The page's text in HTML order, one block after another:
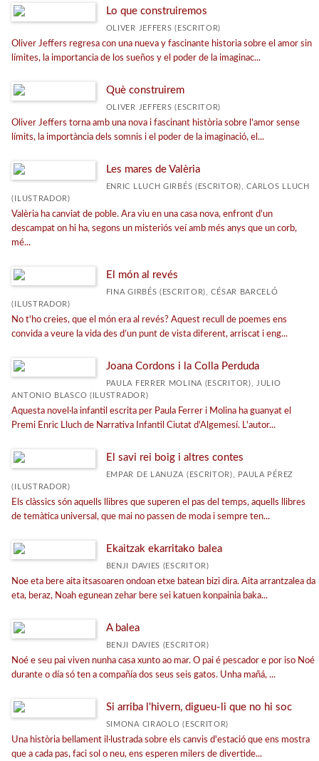
Lo que construiremos
OLIVER JEFFERS (ESCRITOR)
Oliver Jeffers regresa con una nueva y fascinante historia sobre el amor sin
límites, la importancia de los sueños y el poder de la imaginac...
Què construirem
OLIVER JEFFERS (ESCRITOR)
Oliver Jeffers torna amb una nova i fascinant història sobre l'amor sense
límits, la importància dels somnis i el poder de la imaginació, el...
Les mares de Valèria
ENRIC LLUCH GIRBÉS (ESCRITOR), CARLOS LLUCH
(ILUSTRADOR)
Valèria ha canviat de poble. Ara viu en una casa nova, enfront d'un
descampat on hi ha, segons un misteriós veí amb més anys que un corb,
mé...
El món al revés
FINA GIRBÉS (ESCRITOR), CÉSAR BARCELÓ
(ILUSTRADOR)
No t'ho creies, que el món era al revés? Aquest recull de poemes ens
convida a veure la vida des d’un punt de vista diferent, arriscat i eng...
Joana Cordons i la Colla Perduda
PAULA FERRER MOLINA (ESCRITOR), JULIO
ANTONIO BLASCO (ILUSTRADOR)
Aquesta novel·la infantil escrita per Paula Ferrer i Molina ha guanyat el
Premi Enric Lluch de Narrativa Infantil Ciutat d'Algemesí. L'autor...
El savi rei boig i altres contes
EMPAR DE LANUZA (ESCRITOR), PAULA PÉREZ
(ILUSTRADOR)
Els clàssics són aquells llibres que superen el pas del temps, aquells llibres
de temàtica universal, que mai no passen de moda i sempre ten...
Ekaitzak ekarritako balea
BENJI DAVIES (ESCRITOR)
Noe eta bere aita itsasoaren ondoan etxe batean bizi dira. Aita arrantzalea da
eta, beraz, Noah egunean zehar bere sei katuen konpainia baka...
A balea
BENJI DAVIES (ESCRITOR)
Noé e seu pai viven nunha casa xunto ao mar. O pai é pescador e por iso Noé
durante o día só ten a compañía dos seus seis gatos. Unha mañá, ...
Si arriba l'hivern, digueu-li que no hi soc
SIMONA CIRAOLO (ESCRITOR)
Una història bellament il·lustrada sobre els canvis d'estació que ens mostra
que a cada pas, faci sol o neu, ens esperen milers de divertide...